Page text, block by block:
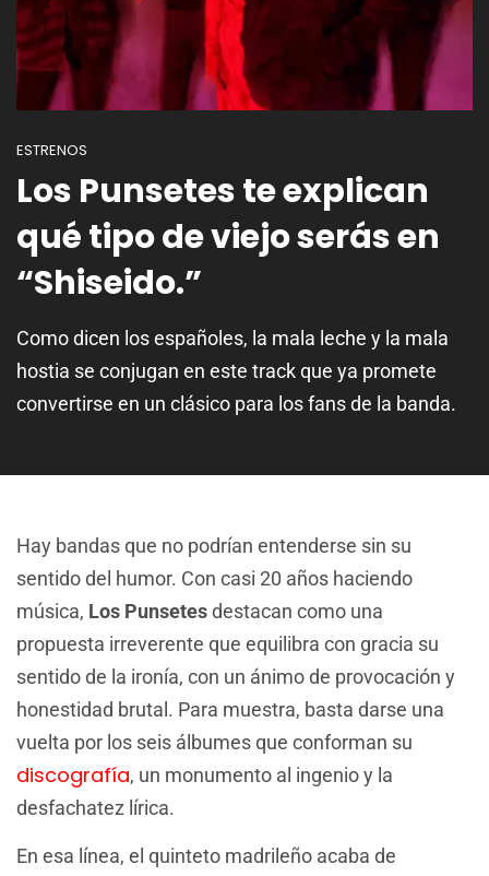
ESTRENOS
Los Punsetes te explican
qué tipo de viejo serás en
“Shiseido.”
Como dicen los españoles, la mala leche y la mala
hostia se conjugan en este track que ya promete
convertirse en un clásico para los fans de la banda.
Hay bandas que no podrían entenderse sin su
sentido del humor. Con casi 20 años haciendo
música, Los Punsetesdestacan como una
propuesta irreverente que equilibra con gracia su
sentido de la ironía, con un ánimo de provocación y
honestidad brutal. Para muestra, basta darse una
vuelta por los seis álbumes que conforman su
discografía, un monumento al ingenio y la
desfachatez lírica.
En esa línea, el quinteto madrileño acaba de